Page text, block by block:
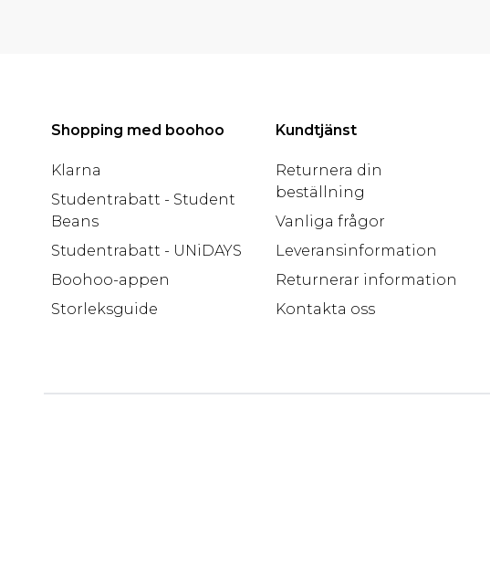
Shopping med boohoo
Klarna
Studentrabatt - Student
Beans
Studentrabatt - UNiDAYS
Boohoo-appen
Storleksguide
Kundtjänst
Returnera din
beställning
Vanliga frågor
Leveransinformation
Returnerar information
Kontakta oss